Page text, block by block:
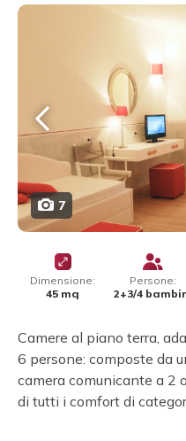
7
Dimensione:
45 mq
Persone:
2+3/4
Camere al piano terra,
6 persone: composte da
camera comunicante a 2
di tutti i comfort di